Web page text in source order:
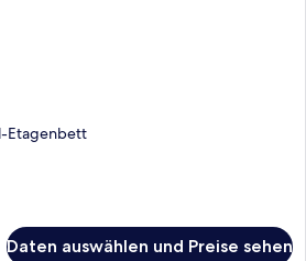
Etagenbett
Daten auswählen und Preise sehen